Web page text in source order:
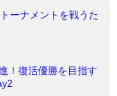
ーナメントを戦うた
！復活優勝を目指す